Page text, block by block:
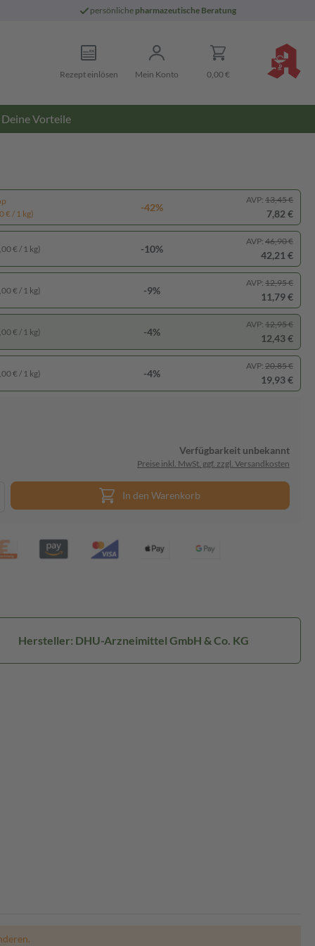
persönliche pharmazeutische Beratung
Rezept einlösen Mein Konto 0,00 €
Deine Vorteile
€ / 1 kg)
-42%
AVP: 13,45 €
7,82 €
€ / 1 kg) -10%
AVP: 46,90 €
42,21 €
€ / 1 kg) -9%
AVP: 12,95 €
11,79 €
€ / 1 kg) -4%
AVP: 12,95 €
12,43 €
€ / 1 kg) -4%
AVP: 20,85 €
19,93 €
Verfügbarkeit unbekannt
Preise inkl. MwSt. ggf. zzgl. Versandkosten
In den Warenkorb
Hersteller: DHU-Arzneimittel GmbH & Co. KG